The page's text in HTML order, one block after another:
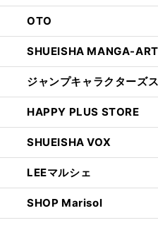
OTO
SHUEISHA MANGA-
ジャンプキャラクターズ
HAPPY PLUS STORE
SHUEISHA VOX
LEEマルシェ
SHOP Marisol